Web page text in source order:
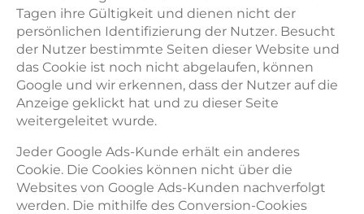
Tagen ihre Gültigkeit und dienen nicht der
persönlichen Identifizierung der Nutzer. Besucht
der Nutzer bestimmte Seiten dieser Website und
das Cookie ist noch nicht abgelaufen, können
Google und wir erkennen, dass der Nutzer auf die
Anzeige geklickt hat und zu dieser Seite
weitergeleitet wurde.
Jeder Google Ads-Kunde erhält ein anderes
Cookie. Die Cookies können nicht über die
Websites von Google Ads-Kunden nachverfolgt
werden. Die mithilfe des Conversion-Cookies